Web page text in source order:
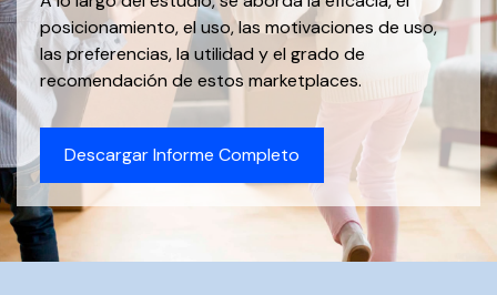
posicionamiento, el uso, las motivaciones de uso,
las preferencias, la utilidad y el grado de
recomendación de estos marketplaces.
Descargar Informe Completo